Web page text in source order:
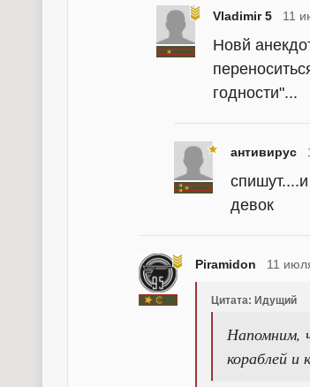
Vladimir 5 11
Новй
годности"...
антивирус
девок
Piramidon 11
Цитата: Идущий
Напомним,
кораблей и